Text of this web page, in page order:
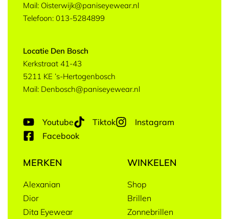
Mail: Oisterwijk@paniseyewear.nl
Telefoon: 013-5284899
Locatie Den Bosch
Kerkstraat 41-43
5211 KE ’s-Hertogenbosch
Mail: Denbosch@paniseyewear.nl
Youtube Tiktok
Instagram
Facebook
MERKEN
Alexanian
Dior
Dita Eyewear
WINKELEN
Shop
Brillen
Zonnebrillen